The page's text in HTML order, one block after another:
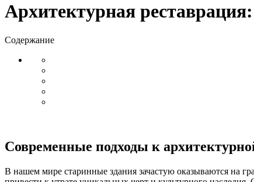
Архитектурная
Содержание
Современные подходы к
В нашем мире старинные здания зачастую оказываются на